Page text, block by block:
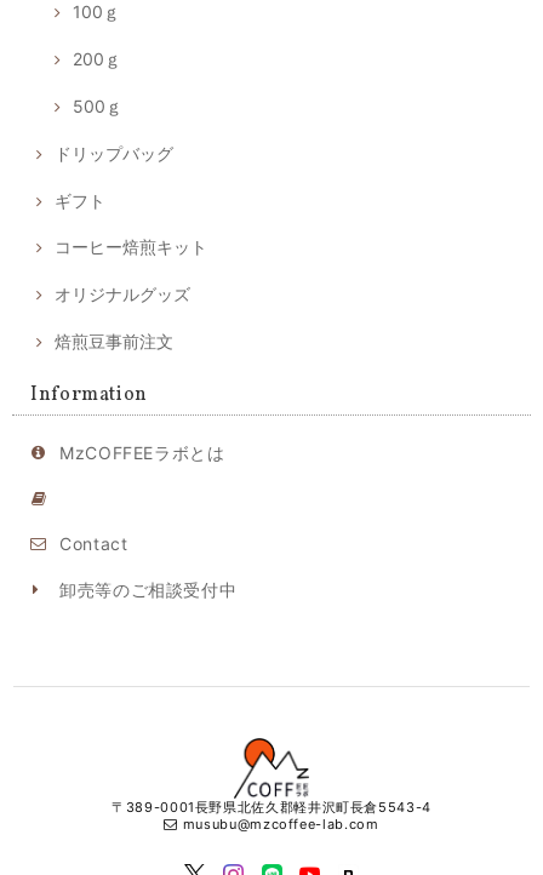
100ｇ
200ｇ
500ｇ
ドリップバッグ
ギフト
コーヒー焙煎キット
オリジナルグッズ
焙煎豆事前注文
Information
MzCOFFEEラボとは
Contact
卸売等のご相談受付中
〒389-0001長野県北佐久郡軽井沢町長倉5543-4
musubu@mzcoffee-lab.com